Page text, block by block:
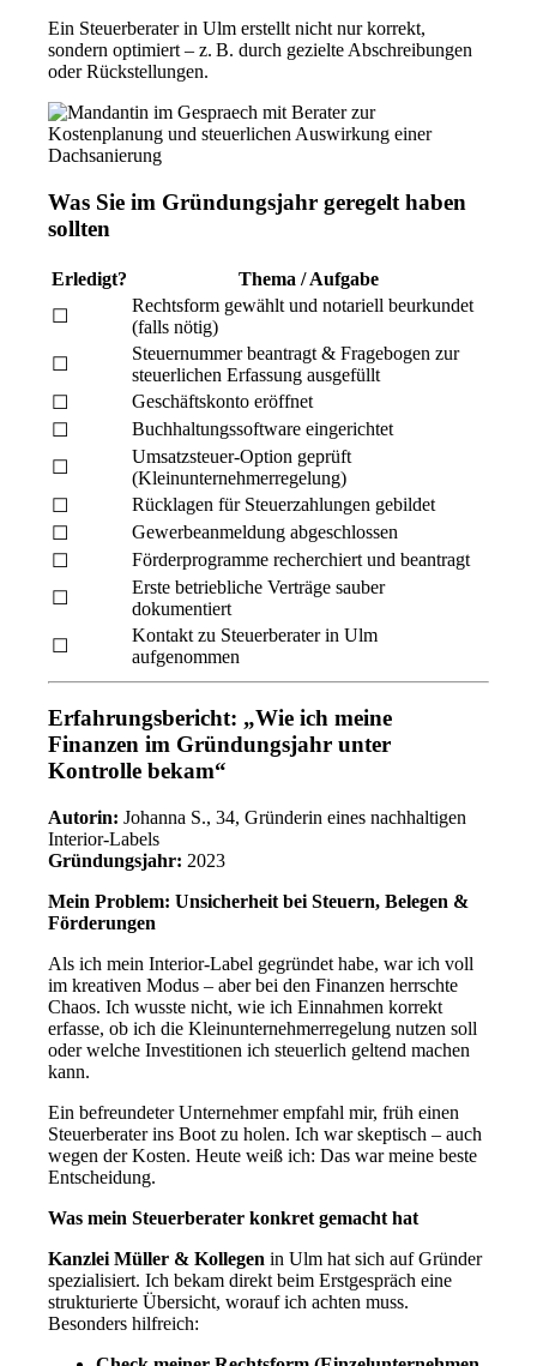
Ein Steuerberater in Ulm erstellt nicht nur korrekt,
sondern optimiert – z. B. durch gezielte Abschreibungen
oder Rückstellungen.
Was Sie im Gründungsjahr geregelt haben
sollten
Erledigt?
Thema / Aufgabe
☐
Rechtsform gewählt und notariell beurkundet
(falls nötig)
☐
Steuernummer beantragt & Fragebogen zur
steuerlichen Erfassung ausgefüllt
☐
Geschäftskonto eröffnet
☐
Buchhaltungssoftware eingerichtet
☐
Umsatzsteuer-Option geprüft
(Kleinunternehmerregelung)
☐
Rücklagen für Steuerzahlungen gebildet
☐
Gewerbeanmeldung abgeschlossen
☐
Förderprogramme recherchiert und beantragt
☐
Erste betriebliche Verträge sauber
dokumentiert
☐
Kontakt zu Steuerberater in Ulm
aufgenommen
Erfahrungsbericht: „Wie ich meine
Finanzen im Gründungsjahr unter
Kontrolle bekam“
Autorin: Johanna S., 34, Gründerin eines nachhaltigen
Interior-Labels
Gründungsjahr: 2023
Mein Problem: Unsicherheit bei Steuern, Belegen &
Förderungen
Als ich mein Interior-Label gegründet habe, war ich voll
im kreativen Modus – aber bei den Finanzen herrschte
Chaos. Ich wusste nicht, wie ich Einnahmen korrekt
erfasse, ob ich die Kleinunternehmerregelung nutzen soll
oder welche Investitionen ich steuerlich geltend machen
kann.
Ein befreundeter Unternehmer empfahl mir, früh einen
Steuerberater ins Boot zu holen. Ich war skeptisch – auch
wegen der Kosten. Heute weiß ich: Das war meine beste
Entscheidung.
Was mein Steuerberater konkret gemacht hat
Kanzlei Müller & Kollegen in Ulm hat sich auf Gründer
spezialisiert. Ich bekam direkt beim Erstgespräch eine
strukturierte Übersicht, worauf ich achten muss.
Besonders hilfreich: